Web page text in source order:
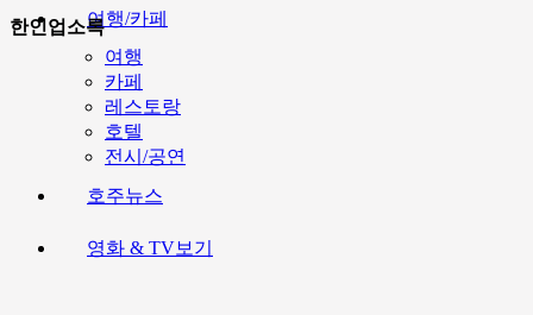
여행/카페
여행
카페
레스토랑
호텔
전시/공연
호주뉴스
영화 & TV보기
한인업소록